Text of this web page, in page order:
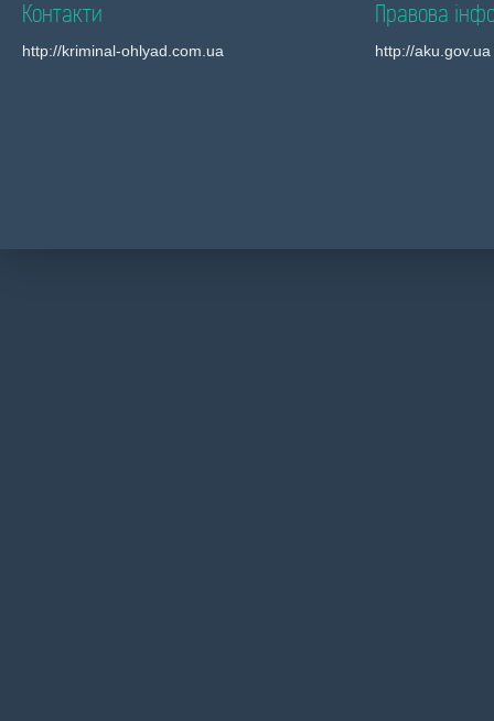
Контакти
http://kriminal-ohlyad.com.ua
Правова
http://aku.gov.ua